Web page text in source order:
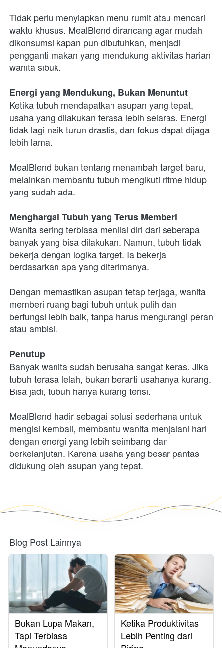
Tidak perlu menyiapkan menu rumit atau mencari
waktu khusus. MealBlend dirancang agar mudah
dikonsumsi kapan pun dibutuhkan, menjadi
pengganti makan yang mendukung aktivitas harian
wanita sibuk.
Energi yang Mendukung, Bukan Menuntut
Ketika tubuh mendapatkan asupan yang tepat,
usaha yang dilakukan terasa lebih selaras. Energi
tidak lagi naik turun drastis, dan fokus dapat dijaga
lebih lama.
MealBlend bukan tentang menambah target baru,
melainkan membantu tubuh mengikuti ritme hidup
yang sudah ada.
Menghargai Tubuh yang Terus Memberi
Wanita sering terbiasa menilai diri dari seberapa
banyak yang bisa dilakukan. Namun, tubuh tidak
bekerja dengan logika target. Ia bekerja
berdasarkan apa yang diterimanya.
Dengan memastikan asupan tetap terjaga, wanita
memberi ruang bagi tubuh untuk pulih dan
berfungsi lebih baik, tanpa harus mengurangi peran
atau ambisi.
Penutup
Banyak wanita sudah berusaha sangat keras. Jika
tubuh terasa lelah, bukan berarti usahanya kurang.
Bisa jadi, tubuh hanya kurang terisi.
MealBlend hadir sebagai solusi sederhana untuk
mengisi kembali, membantu wanita menjalani hari
dengan energi yang lebih seimbang dan
berkelanjutan. Karena usaha yang besar pantas
didukung oleh asupan yang tepat.
Blog Post Lainnya
Bukan Lupa Makan,
Tapi Terbiasa
Ketika Produktivitas
Lebih Penting dari